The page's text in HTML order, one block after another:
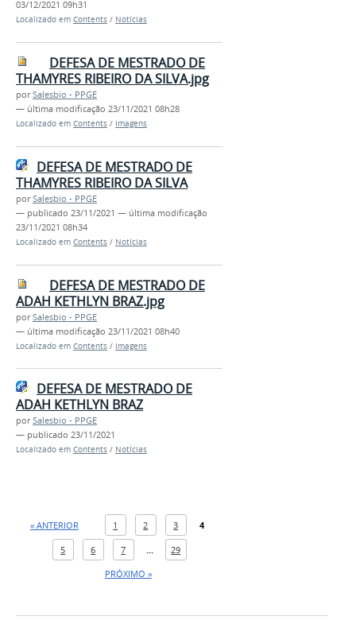
03/12/2021 09h31
Localizado em Contents / Notícias
DEFESA DE MESTRADO DE
THAMYRES RIBEIRO DA SILVA.jpg
porSalesbio - PPGE
— última modificação 23/11/2021 08h28
Localizado em Contents / Imagens
DEFESA DE MESTRADO DE
THAMYRES RIBEIRO DA SILVA
porSalesbio - PPGE
— publicado 23/11/2021 — última modificação
23/11/2021 08h34
Localizado em Contents / Notícias
DEFESA DE MESTRADO DE
ADAH KETHLYN BRAZ.jpg
porSalesbio - PPGE
— última modificação 23/11/2021 08h40
Localizado em Contents / Imagens
DEFESA DE MESTRADO DE
ADAH KETHLYN BRAZ
porSalesbio - PPGE
— publicado 23/11/2021
Localizado em Contents / Notícias
« ANTERIOR 1 2 3 4
5 6 7 ...
29
PRÓXIMO »